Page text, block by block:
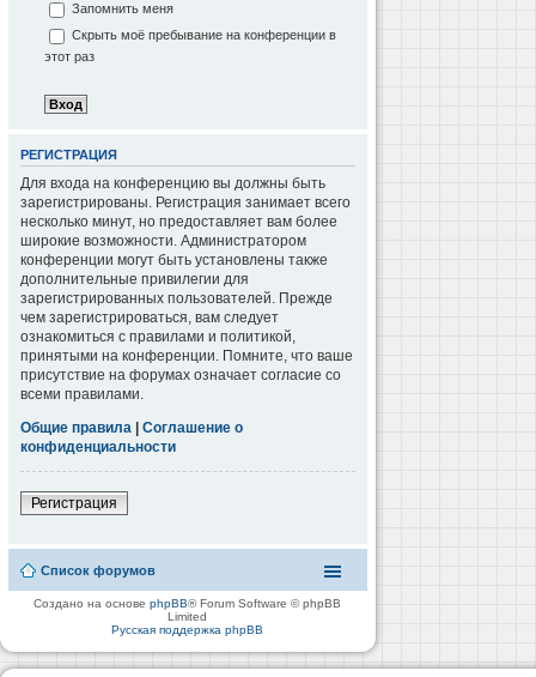
Запомнить меня
Скрыть моё пребывание на конференции в
этот раз
РЕГИСТРАЦИЯ
Для входа на конференцию вы должны быть
зарегистрированы. Регистрация занимает всего
несколько минут, но предоставляет вам более
широкие возможности. Администратором
конференции могут быть установлены также
дополнительные привилегии для
зарегистрированных пользователей. Прежде
чем зарегистрироваться, вам следует
ознакомиться с правилами и политикой,
принятыми на конференции. Помните, что ваше
присутствие на форумах означает согласие со
всеми правилами.
Общие правила | Соглашение о
конфиденциальности
Регистрация
Список форумов
Создано на основеphpBB® Forum Software © phpBB
Limited
Русская поддержка phpBB